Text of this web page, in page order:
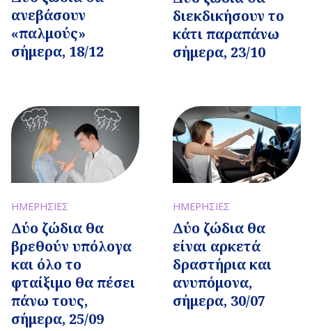
ανεβάσουν
«παλμούς»
σήμερα, 18/12
διεκδικήσουν το
κάτι παραπάνω
σήμερα, 23/10
ΗΜΕΡΗΣΙΕΣ
Δύο ζώδια θα
βρεθούν υπόλογα
και όλο το
φταίξιμο θα πέσει
πάνω τους,
σήμερα, 25/09
ΗΜΕΡΗΣΙΕΣ
Δύο ζώδια θα
είναι αρκετά
δραστήρια και
ανυπόμονα,
σήμερα, 30/07